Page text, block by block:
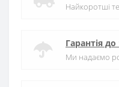
Найкоротші
Гарантія до
Ми надаємо